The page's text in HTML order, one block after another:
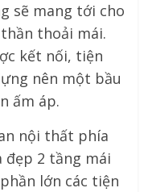
sẽ mang tới cho
thoải mái.
kết nối, tiện
nên một bầu
ấm áp.
nội thất phía
2 tầng mái
lớn các tiện